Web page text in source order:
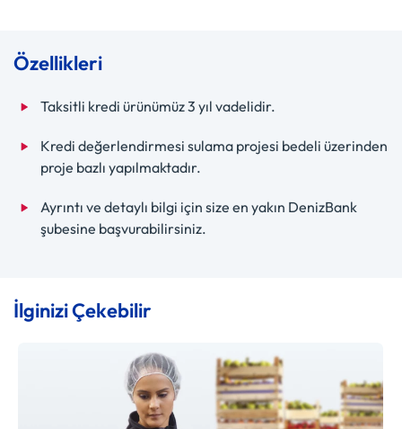
Özellikleri
Taksitli kredi ürünümüz 3 yıl vadelidir.
Kredi değerlendirmesi sulama projesi bedeli üzerinden
proje bazlı yapılmaktadır.
Ayrıntı ve detaylı bilgi için size en yakın DenizBank
şubesine başvurabilirsiniz.
İlginizi Çekebilir